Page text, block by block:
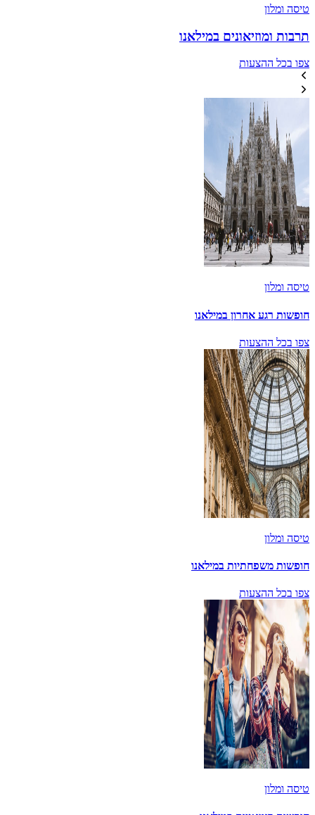
טיסה ומלון
תרבות ומוזיאונים במילאנו
צפו בכל ההצעות
טיסה ומלון
חופשות רגע אחרון במילאנו
צפו בכל ההצעות
טיסה ומלון
חופשות משפחתיות במילאנו
צפו בכל ההצעות
טיסה ומלון